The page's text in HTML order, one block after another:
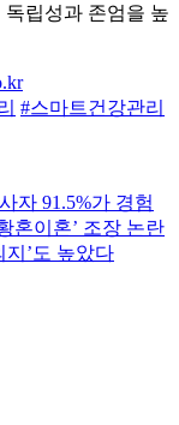
립성과 존엄을 높
#스마트건강관리
자 91.5%가 경험
혼이혼’ 조장 논란
지’도 높았다